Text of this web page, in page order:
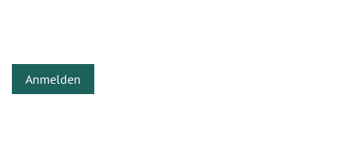
Anmelden